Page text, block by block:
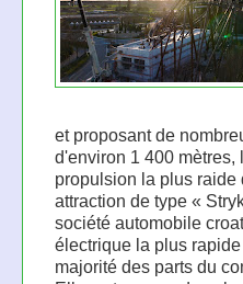
et proposant de
d'environ 1 400
propulsion la plus raide
attraction de type «
société automobile
électrique la plus
majorité des parts du